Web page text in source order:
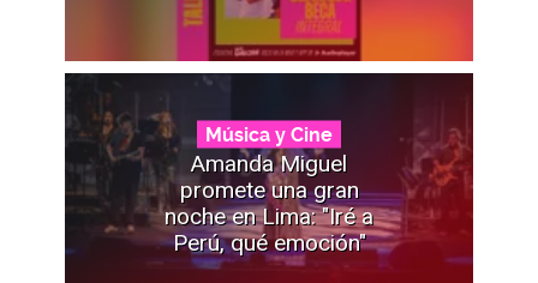
Música y Cine
Amanda Miguel
promete una gran
noche en Lima: "Iré a
Perú, qué emoción"